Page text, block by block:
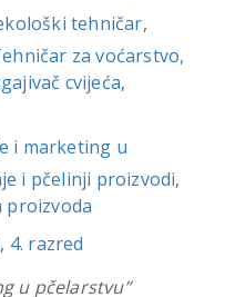
tehničar,
za voćarstvo,
cvijeća,
i marketing u
i pčelinji proizvodi,
proizvoda
, 4. razred
u pčelarstvu”